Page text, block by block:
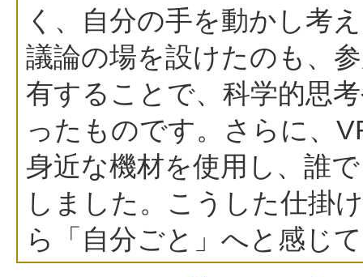
く、自分の手を動かし考
議論の場を設けたのも、
有することで、科学的思
ったものです。さらに、
身近な機材を使用し、誰
しました。こうした仕掛
ら「自分ごと」へと感じ